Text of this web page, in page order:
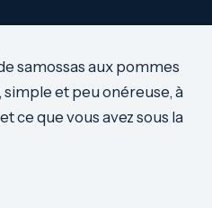
samossas aux pommes
et peu onéreuse, à
ce que vous avez sous la